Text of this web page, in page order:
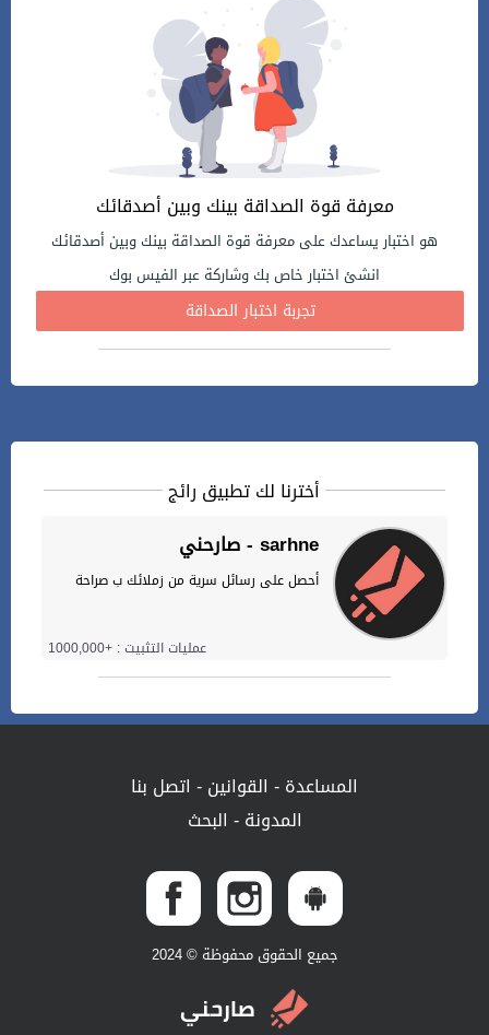
معرفة قوة الصداقة بينك وبين أصدقائك
هو اختبار يساعدك على معرفة قوة الصداقة بينك وبين أصدقائك
انشئ اختبار خاص بك وشاركة عبر الفيس بوك
تجربة اختبار الصداقة
أخترنا لك تطبيق رائج
صارحني - sarhne
أحصل على رسائل سرية من زملائك ب صراحة
عمليات التثبيت : +1000,000
المساعدة- القوانين- اتصل بنا
المدونة- البحث
جميع الحقوق محفوظة © 2024